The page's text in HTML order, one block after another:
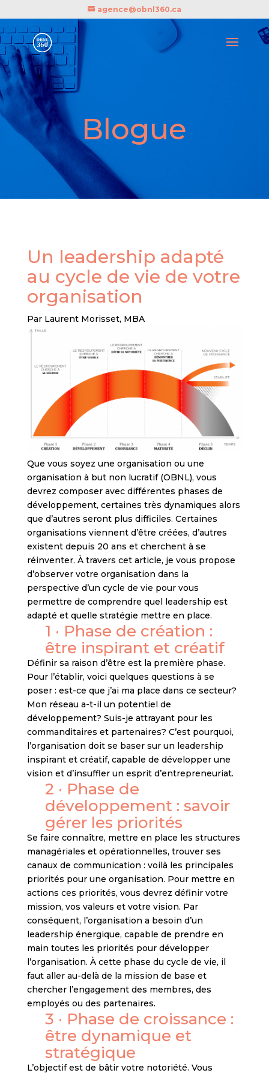
agence@obnl360.ca
Blogue
Un leadership adapté
au cycle de vie de votre
organisation
Par Laurent Morisset, MBA
Que vous soyez une organisation ou une
organisation à but non lucratif (OBNL), vous
devrez composer avec différentes phases de
développement, certaines très dynamiques alors
que d’autres seront plus difficiles. Certaines
organisations viennent d’être créées, d’autres
existent depuis 20 ans et cherchent à se
réinventer. À travers cet article, je vous propose
d’observer votre organisation dans la
perspective d’un cycle de vie pour vous
permettre de comprendre quel leadership est
adapté et quelle stratégie mettre en place.
1 · Phase de création :
être inspirant et créatif
Définir sa raison d’être est la première phase.
Pour l’établir, voici quelques questions à se
poser : est-ce que j’ai ma place dans ce secteur?
Mon réseau a-t-il un potentiel de
développement? Suis-je attrayant pour les
commanditaires et partenaires? C’est pourquoi,
l’organisation doit se baser sur un leadership
inspirant et créatif, capable de développer une
vision et d’insuffler un esprit d’entrepreneuriat.
2 · Phase de
développement : savoir
gérer les priorités
Se faire connaître, mettre en place les structures
managériales et opérationnelles, trouver ses
canaux de communication : voilà les principales
priorités pour une organisation. Pour mettre en
actions ces priorités, vous devrez définir votre
mission, vos valeurs et votre vision. Par
conséquent, l’organisation a besoin d’un
leadership énergique, capable de prendre en
main toutes les priorités pour développer
l’organisation. À cette phase du cycle de vie, il
faut aller au-delà de la mission de base et
chercher l’engagement des membres, des
employés ou des partenaires.
3 · Phase de croissance :
être dynamique et
stratégique
L’objectif est de bâtir votre notoriété. Vous